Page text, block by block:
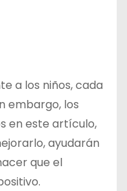
a los niños, cada
embargo, los
en este artículo,
ayudarán
que el